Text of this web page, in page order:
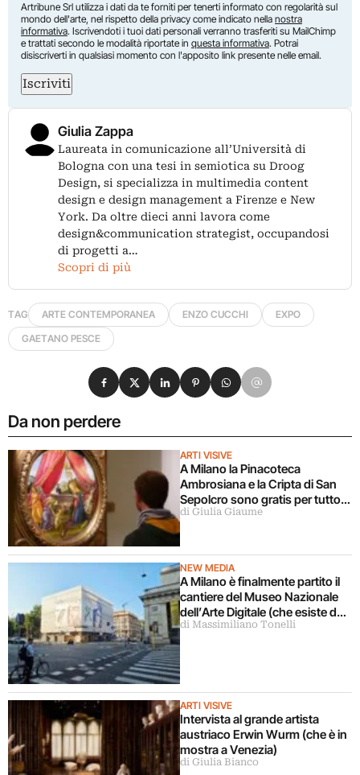
Artribune Srl utilizza i dati da te forniti per tenerti informato con regolarità sul
mondo dell'arte, nel rispetto della privacy come indicato nella nostra
informativa. Iscrivendoti i tuoi dati personali verranno trasferiti su MailChimp
e trattati secondo le modalità riportate in questa informativa. Potrai
disiscriverti in qualsiasi momento con l'apposito link presente nelle email.
Iscriviti
Giulia Zappa
Laureata in comunicazione all’Università di
Bologna con una tesi in semiotica su Droog
Design, si specializza in multimedia content
design e design management a Firenze e New
York. Da oltre dieci anni lavora come
design&communication strategist, occupandosi
di progetti a…
Scopri di più
TAG ARTE CONTEMPORANEA ENZO CUCCHI
EXPO
GAETANO PESCE
Da non perdere
ARTI VISIVE
A Milano la Pinacoteca
Ambrosiana e la Cripta di San
Sepolcro sono gratis per tutto
agosto (ma solo per milanesi)
di Giulia Giaume
NEW MEDIA
A Milano è finalmente partito il
cantiere del Museo Nazionale
dell’Arte Digitale (che esiste da
5 anni ma ancora non c’è)
di Massimiliano Tonelli
ARTI VISIVE
Intervista al grande artista
austriaco Erwin Wurm (che è in
mostra a Venezia)
di Giulia Bianco
Condividi su Facebook
Condividi su X
Condividi su LinkedIn
Condividi su Pinterest
Condividi su WhatsApp
Condividi su Email